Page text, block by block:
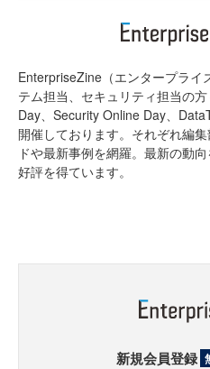
EnterpriseZine（エンタープライ
テム担当、セキュリティ担当の
Day、Security Online Day、
開催しております。それぞれ編
ドや最新事例を網羅。最新の動
好評を得ています。
新規会員登録